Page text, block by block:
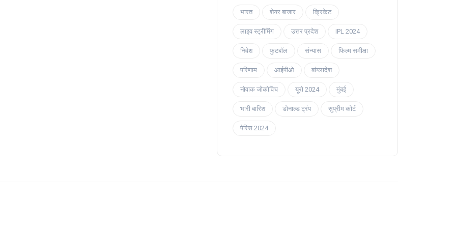
भारत शेयर बाजार क्रिकेट
लाइव स्ट्रीमिंग उत्तर प्रदेश IPL 2024
निवेश फुटबॉल संन्यास फिल्म समीक्षा
परिणाम आईपीओ बांग्लादेश
नोवाक जोकोविच यूरो 2024 मुंबई
भारी बारिश डोनाल्ड ट्रंप सुप्रीम कोर्ट
पेरिस 2024